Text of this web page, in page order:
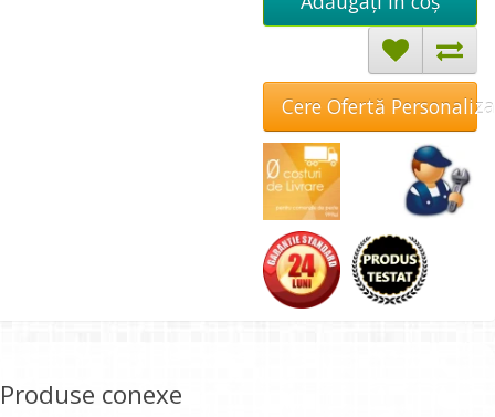
Cere Ofertă
Produse conexe